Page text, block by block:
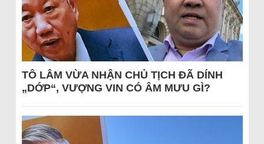
TÔ LÂM VỪA NHẬN CHỦ TỊCH ĐÃ DÍNH
„DỚP“, VƯỢNG VIN CÓ ÂM MƯU GÌ?